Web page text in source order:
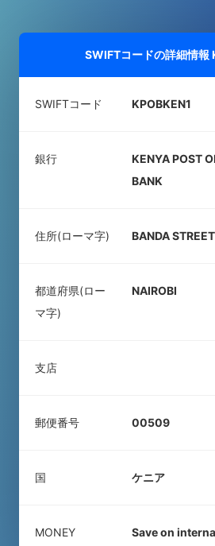
SWIFTコードの詳細情報
SWIFTコード KPOBKEN1
銀行
KENYA POST
BANK
住所(ローマ字) BANDA STREET
都道府県(ロー
マ字)
NAIROBI
支店
郵便番号 00509
国 ケニア
MONEY
Save on